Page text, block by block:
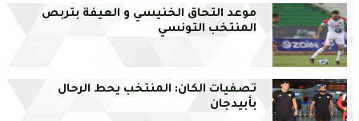
موعد التحاق الخنيسي و العيفة بتربص
المنتخب التونسي
تصفيات الكان: المنتخب يحط الرحال
بأبيدجان